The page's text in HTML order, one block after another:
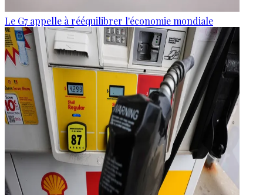
Le G7 appelle à rééquilibrer l'économie mondiale